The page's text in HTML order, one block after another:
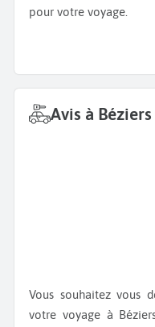
pour votre voyage.
Avis à Béziers
Vous souhaitez vous
votre voyage à